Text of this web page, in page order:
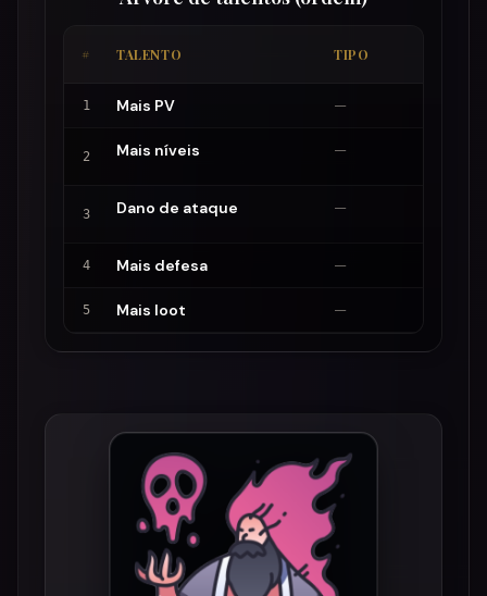
# TALENTO TIPO
1 Mais PV —
2 Mais níveis —
3 Dano de ataque —
4 Mais defesa —
5 Mais loot —